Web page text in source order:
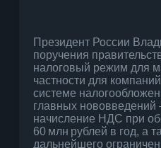
Президент России
поручения
налоговый режим для
частности для
системе
главных нововведений
начисление НДС при
60 млн рублей в год, а
дальнейшего